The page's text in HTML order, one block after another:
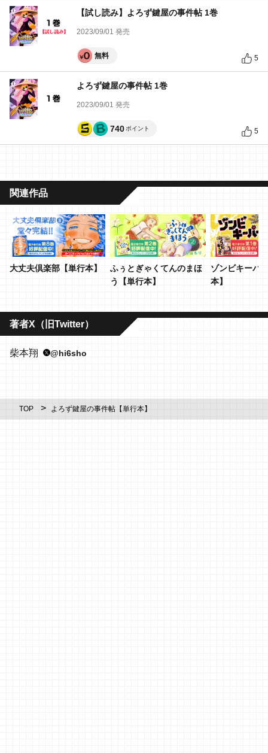
【試し読み】よろず鍵屋の事件帖 1巻
2023/09/01 発売
無料 5
よろず鍵屋の事件帖 1巻
2023/09/01 発売
740 ポイント 5
関連作品
大丈夫倶楽部【単行本】
ふぅとぎゃくてんのまほ
う【単行本】
ゾンビキーパ
本】
著者X（旧Twitter）
柴本翔 @hi6sho
TOP よろず鍵屋の事件帖【単行本】